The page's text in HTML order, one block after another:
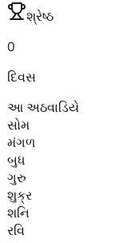
શ્રેષ્ઠ
0
દિવસ
આ અઠવાડિયે
સોમ
મંગળ
બુધ
ગુરુ
શુક્ર
શનિ
રવિ